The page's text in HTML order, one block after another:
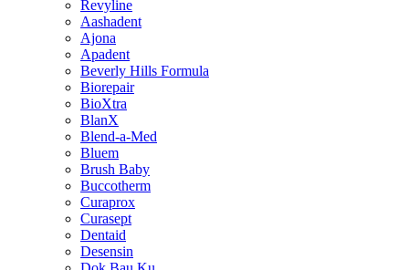
Revyline
Aashadent
Ajona
Apadent
Beverly Hills Formula
Biorepair
BioXtra
BlanX
Blend-a-Med
Bluem
Brush Baby
Buccotherm
Curaprox
Curasept
Dentaid
Desensin